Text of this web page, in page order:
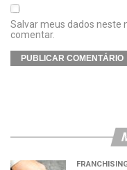
Salvar meus dados neste
comentar.